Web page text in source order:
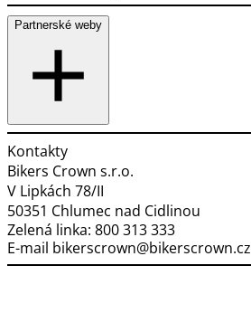
Partnerské weby
Kontakty
Bikers Crown s.r.o.
V Lipkách 78/II
50351 Chlumec nad Cidlinou
Zelená linka: 800 313 333
E-mail bikerscrown@bikerscrown.cz